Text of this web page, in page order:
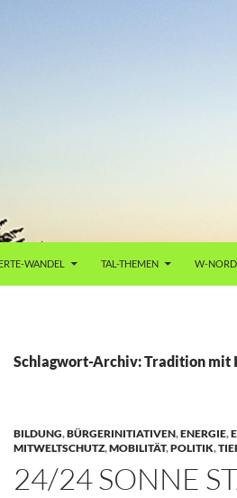
WANDEL TAL-THEMEN W-NORD
Schlagwort-Archiv: Tradition mit
BILDUNG,BÜRGERINITIATIVEN,ENERGIE,
MITWELTSCHUTZ,MOBILITÄT,POLITIK,
24/24 SONNE